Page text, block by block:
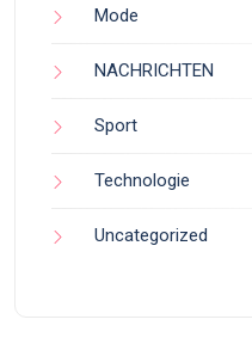
Mode
NACHRICHTEN
Sport
Technologie
Uncategorized